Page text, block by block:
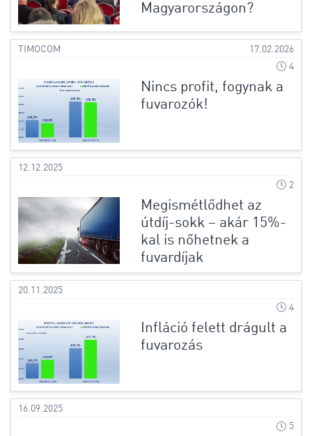
Magyarországon?
TIMOCOM
17.02.2026
4
Nincs profit, fogynak a
fuvarozók!
12.12.2025
2
Megismétlődhet az
útdíj-sokk – akár 15%-
kal is nőhetnek a
fuvardíjak
20.11.2025
4
Infláció felett drágult a
fuvarozás
16.09.2025
5